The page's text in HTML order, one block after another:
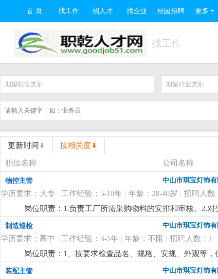
首 页 找工作 招人才 找企业 校园招聘 更多
找工作
期望职位类别 期望行业类别
更新时间 按相关度
职位名称 公司名称
物控主管 中山市琪宝灯饰
学历要求：大专 | 工作经验：5-10年 | 年龄：28-40岁 | 招聘人数
岗位职责：1.负责工厂所需采购物料的安排和审核。2.
了解。4.负责采购员、计划员和车辆的管理。5.监督车
历，电脑精通；2.5年以上非标工程灯饰企业计划管理
控制能力，有较强的管理、组织、协调、沟通能力；4.
制造巡检 中山市琪宝灯饰
学历要求：高中 | 工作经验：3-5年 | 年龄：不限 | 招聘人数：1
岗位职责：1、按要求检查品名、规格、安规、外观等
悉酒店工程灯饰结构、安规要求，整体效果，表面加工
装配主管 中山市琪宝灯饰